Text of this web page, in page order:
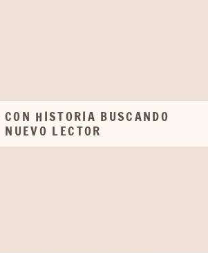
HISTORIA BUSCANDO
NUEVO LECTOR